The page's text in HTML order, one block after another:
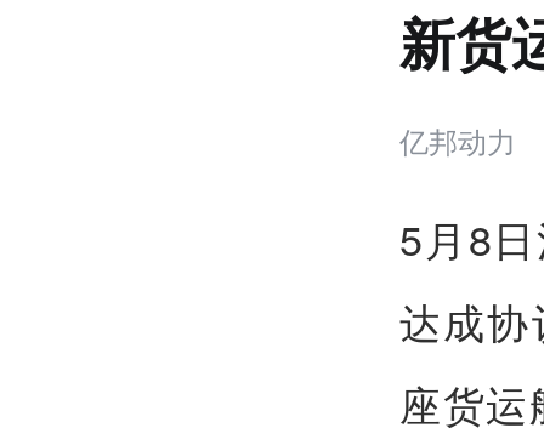
新货
亿邦动力
5月8
达成
座货